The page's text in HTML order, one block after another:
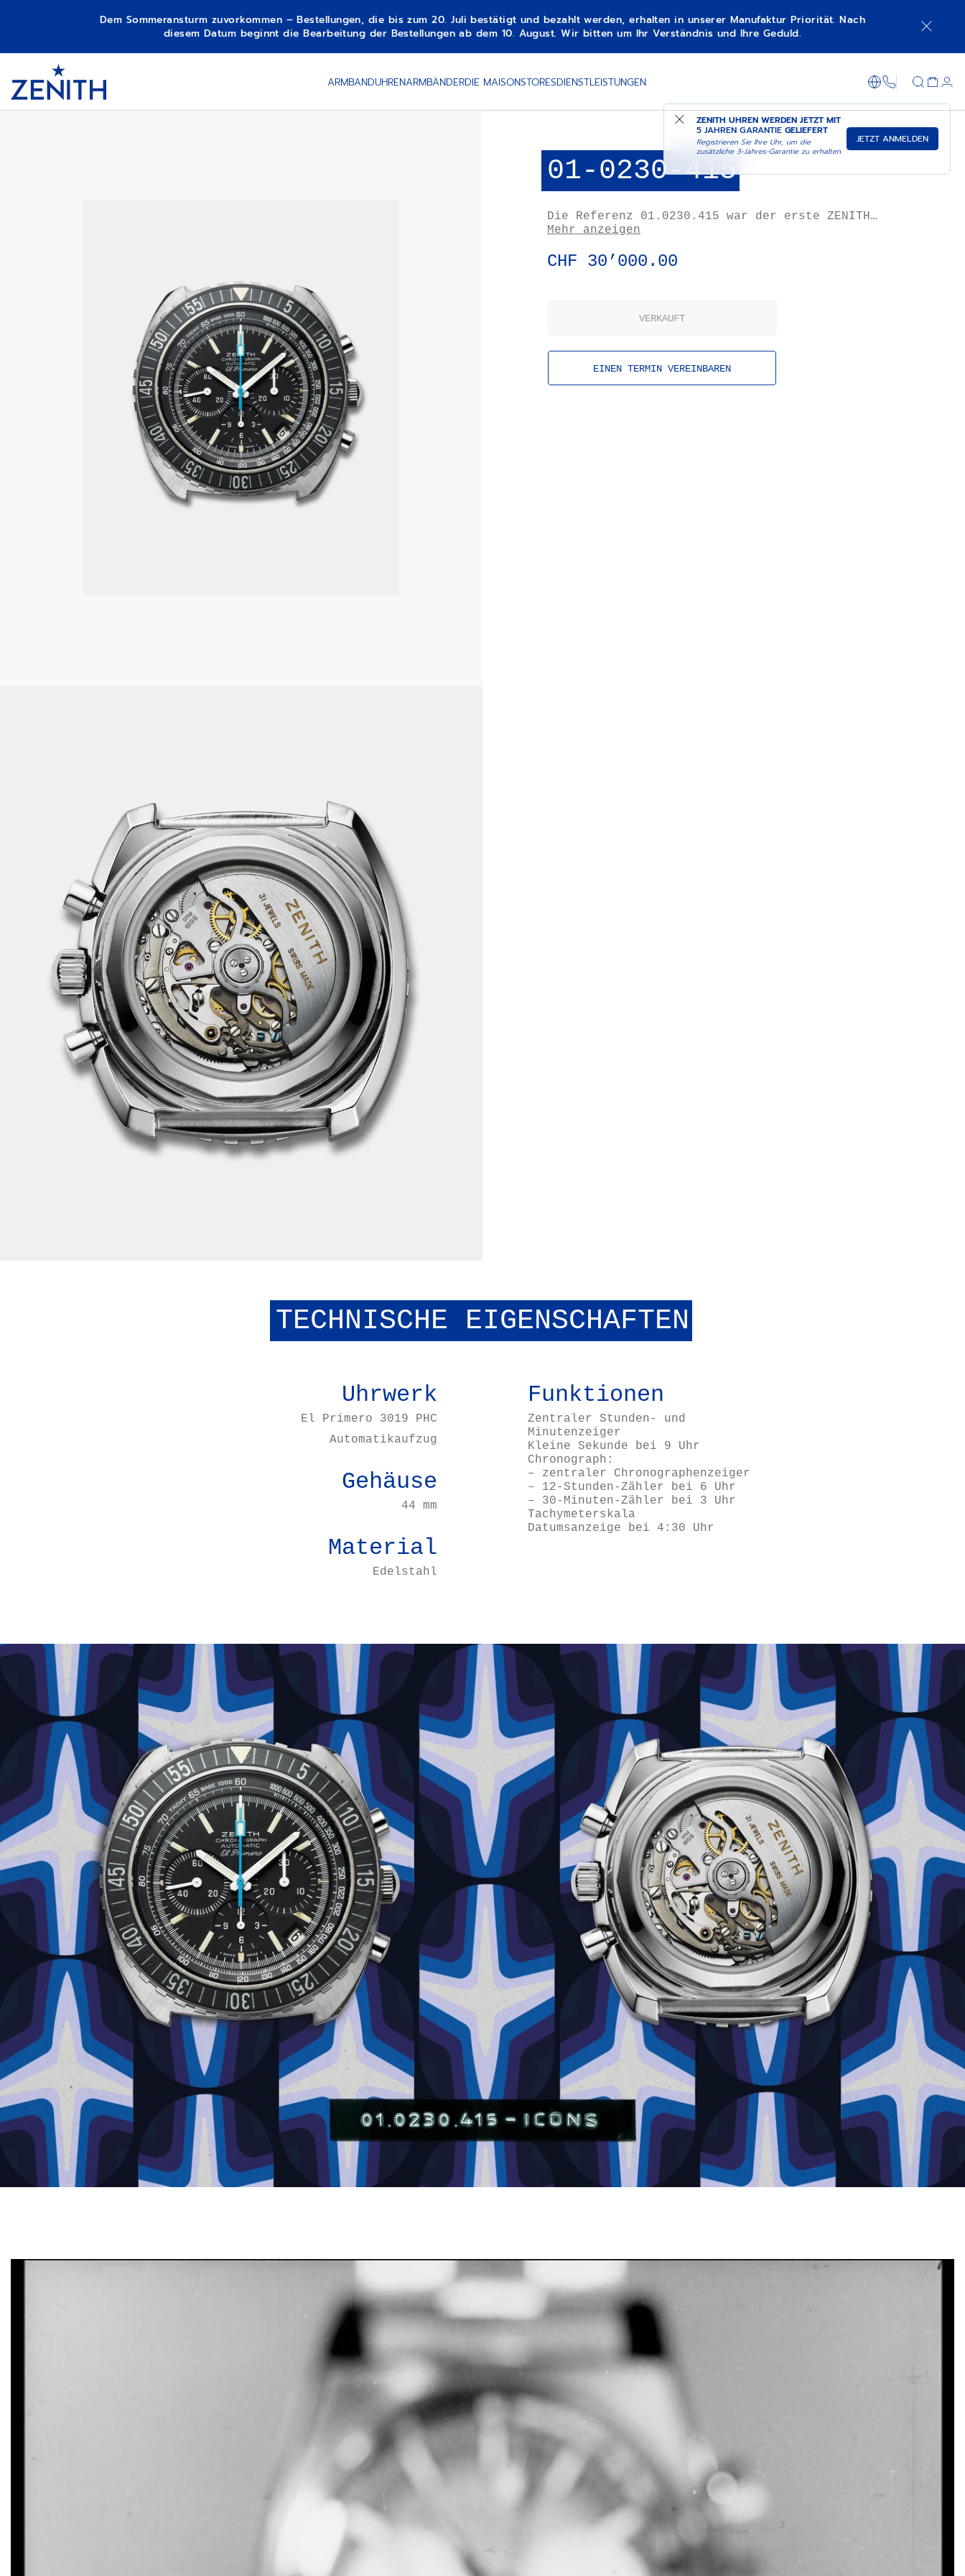
Dem Sommeransturm zuvorkommen – Bestellungen, die bis zum 20. Juli bestätigt und bezahlt werden, erhalten in unserer Manufaktur Priorität. Nach
diesem Datum beginnt die Bearbeitung der Bestellungen ab dem 10. August. Wir bitten um Ihr Verständnis und Ihre Geduld.
1 ARMBANDUHRENARMBÄNDERDIE MAISONSTORESDIENSTLEISTUNGEN +800 36 00
ZENITH UHREN WERDEN JETZT MIT
5 JAHREN GARANTIE GELIEFERT
Registrieren Sie Ihre Uhr, um die
zusätzliche 3-Jahres-Garantie zu erhalten.
JETZT ANMELDEN
01-0230-415
Die Referenz 01.0230.415 war der erste ZENITH
El Primero Chronograph mit einem Gehäuseboden
Kaliber bewundert werden konnte. Wie die
„Hummer“-Armband der Firma Gay Frères.
Mehr anzeigen
CHF 30’000.00
VERKAUFT
EINEN TERMIN VEREINBAREN
TECHNISCHE EIGENSCHAFTEN
Uhrwerk
El Primero 3019 PHC
Automatikaufzug
Gehäuse
44 mm
Material
Edelstahl
Funktionen
Zentraler Stunden- und
Minutenzeiger
Kleine Sekunde bei 9 Uhr
Chronograph:
– zentraler Chronographenzeiger
– 12-Stunden-Zähler bei 6 Uhr
– 30-Minuten-Zähler bei 3 Uhr
Tachymeterskala
Datumsanzeige bei 4:30 Uhr